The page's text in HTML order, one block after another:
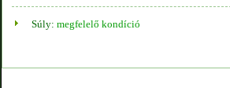
Súly: megfelelő kondíció